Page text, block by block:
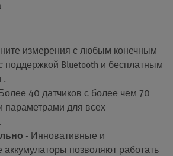
измерения с любым конечным
поддержкой Bluetooth и бесплатным
.
40 датчиков с более чем 70
для всех
- Инновативные и
позволяют работать